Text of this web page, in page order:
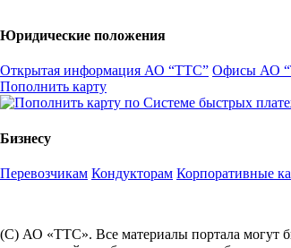
Юридические положения
Открытая информация АО “ТТС” Офисы АО
Пополнить карту
Бизнесу
Перевозчикам Кондукторам Корпоративные
(С) АО «ТТС». Все материалы портала могут